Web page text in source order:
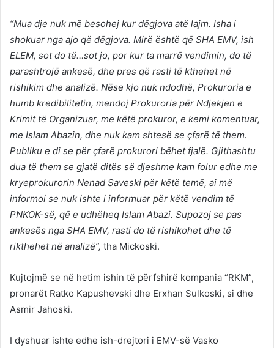
“Mua dje nuk më besohej kur dëgjova atë lajm. Isha i
shokuar nga ajo që dëgjova. Mirë është që SHA EMV, ish
ELEM, sot do të…sot jo, por kur ta marrë vendimin, do të
parashtrojë ankesë, dhe pres që rasti të kthehet në
rishikim dhe analizë. Nëse kjo nuk ndodhë, Prokuroria e
humb kredibilitetin, mendoj Prokuroria për Ndjekjen e
Krimit të Organizuar, me këtë prokuror, e kemi komentuar,
me Islam Abazin, dhe nuk kam shtesë se çfarë të them.
Publiku e di se për çfarë prokurori bëhet fjalë. Gjithashtu
dua të them se gjatë ditës së djeshme kam folur edhe me
kryeprokurorin Nenad Saveski për këtë temë, ai më
informoi se nuk ishte i informuar për këtë vendim të
PNKOK-së, që e udhëheq Islam Abazi. Supozoj se pas
ankesës nga SHA EMV, rasti do të rishikohet dhe të
rikthehet në analizë”, tha Mickoski.
Kujtojmë se në hetim ishin të përfshirë kompania “RKM”,
pronarët Ratko Kapushevski dhe Erxhan Sulkoski, si dhe
Asmir Jahoski.
I dyshuar ishte edhe ish-drejtori i EMV-së Vasko